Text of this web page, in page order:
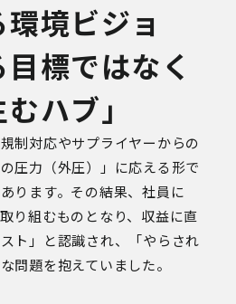
境ビジョ
標ではなく
ハブ」
制対応やサプライヤーからの
圧力（外圧）」に応える形で
ります。その結果、社員に
り組むものとなり、収益に直
ト」と認識され、「やらされ
問題を抱えていました。